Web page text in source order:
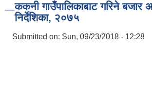
ककनी गाउँपालिकाबाट गरिने बजार
निर्देशिका, २०७५
Submitted on: Sun, 09/23/2018 - 12:28